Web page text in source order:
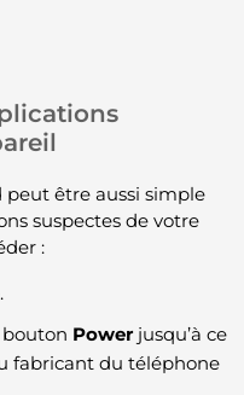
peut être aussi simple
suspectes de votre
:
Power jusqu’à ce
fabricant du téléphone